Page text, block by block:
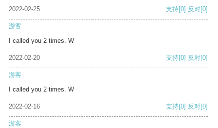
2022-02-25 支持[0] 反对[0]
游客
I called you 2 times. W
2022-02-20 支持[0] 反对[0]
游客
I called you 2 times. W
2022-02-16 支持[0] 反对[0]
游客